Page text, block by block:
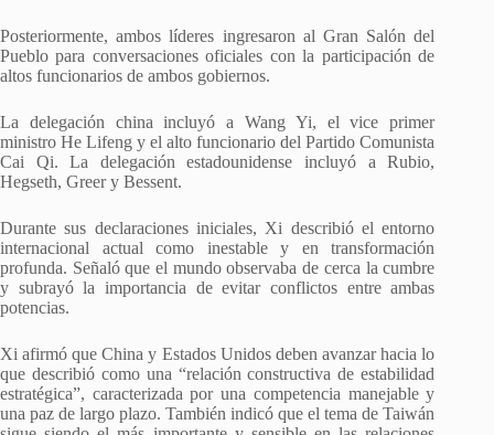
Posteriormente, ambos líderes ingresaron al Gran Salón del
Pueblo para conversaciones oficiales con la participación de
altos funcionarios de ambos gobiernos.
La delegación china incluyó a Wang Yi, el vice primer
ministro He Lifeng y el alto funcionario del Partido Comunista
Cai Qi. La delegación estadounidense incluyó a Rubio,
Hegseth, Greer y Bessent.
Durante sus declaraciones iniciales, Xi describió el entorno
internacional actual como inestable y en transformación
profunda. Señaló que el mundo observaba de cerca la cumbre
y subrayó la importancia de evitar conflictos entre ambas
potencias.
Xi afirmó que China y Estados Unidos deben avanzar hacia lo
que describió como una “relación constructiva de estabilidad
estratégica”, caracterizada por una competencia manejable y
una paz de largo plazo. También indicó que el tema de Taiwán